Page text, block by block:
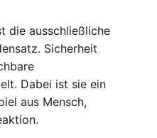
die ausschließliche
Sicherheit
Dabei ist sie ein
aus Mensch,